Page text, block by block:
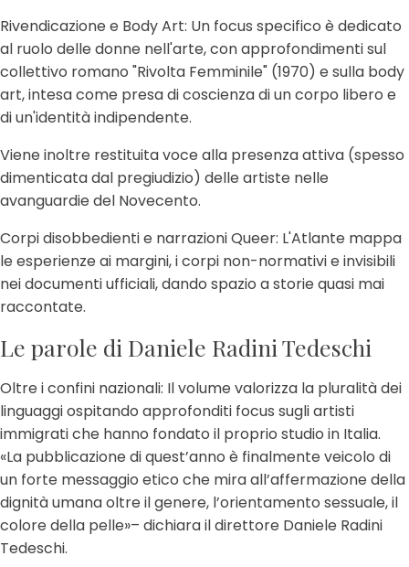
Rivendicazione e Body Art: Un focus specifico è dedicato
al ruolo delle donne nell'arte, con approfondimenti sul
collettivo romano "Rivolta Femminile" (1970) e sulla body
art, intesa come presa di coscienza di un corpo libero e
di un'identità indipendente.
Viene inoltre restituita voce alla presenza attiva (spesso
dimenticata dal pregiudizio) delle artiste nelle
avanguardie del Novecento.
Corpi disobbedienti e narrazioni Queer: L'Atlante mappa
le esperienze ai margini, i corpi non-normativi e invisibili
nei documenti ufficiali, dando spazio a storie quasi mai
raccontate.
Le parole di Daniele Radini Tedeschi
Oltre i confini nazionali: Il volume valorizza la pluralità dei
linguaggi ospitando approfonditi focus sugli artisti
immigrati che hanno fondato il proprio studio in Italia.
«La pubblicazione di quest’anno è finalmente veicolo di
un forte messaggio etico che mira all’affermazione della
dignità umana oltre il genere, l’orientamento sessuale, il
colore della pelle»– dichiara il direttore Daniele Radini
Tedeschi.